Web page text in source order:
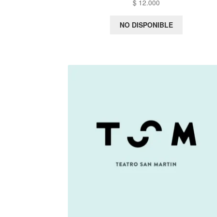
$12.000
NO DISPONIBLE